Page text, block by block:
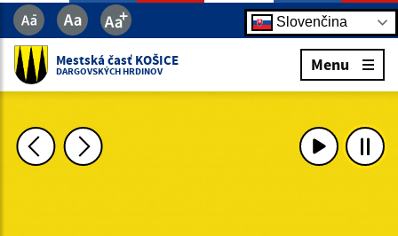
Slovenčina
Mestská časť KOŠICE
DARGOVSKÝCH HRDINOV Menu